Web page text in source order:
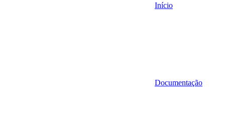
Início
Documentação